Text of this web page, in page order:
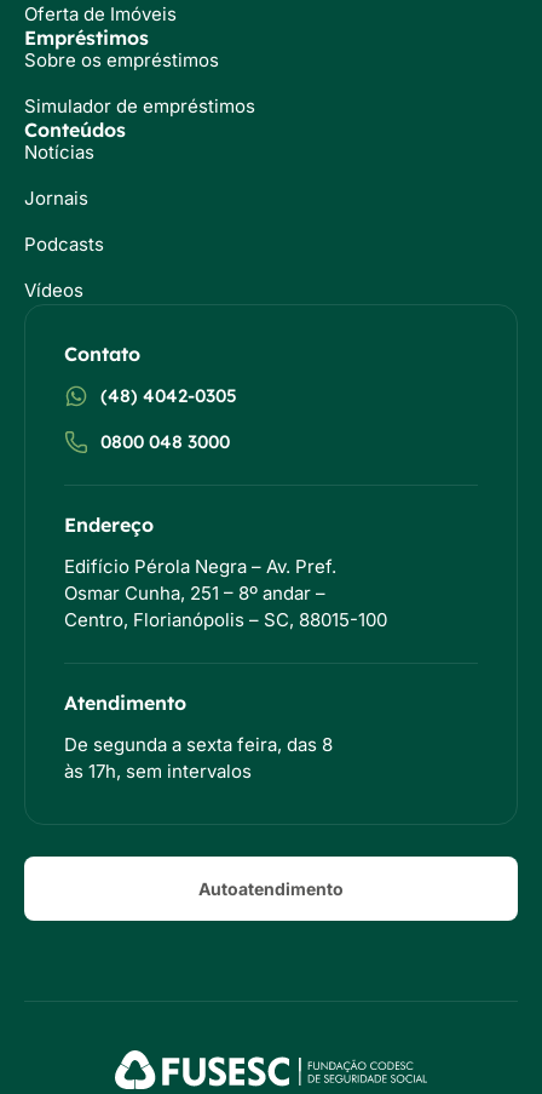
Oferta de Imóveis
Empréstimos
Sobre os empréstimos
Simulador de empréstimos
Conteúdos
Notícias
Jornais
Podcasts
Vídeos
Contato
(48) 4042-0305
0800 048 3000
Endereço
Edifício Pérola Negra – Av. Pref.
Osmar Cunha, 251 – 8º andar –
Centro, Florianópolis – SC, 88015-100
Atendimento
De segunda a sexta feira, das 8
às 17h, sem intervalos
Autoatendimento